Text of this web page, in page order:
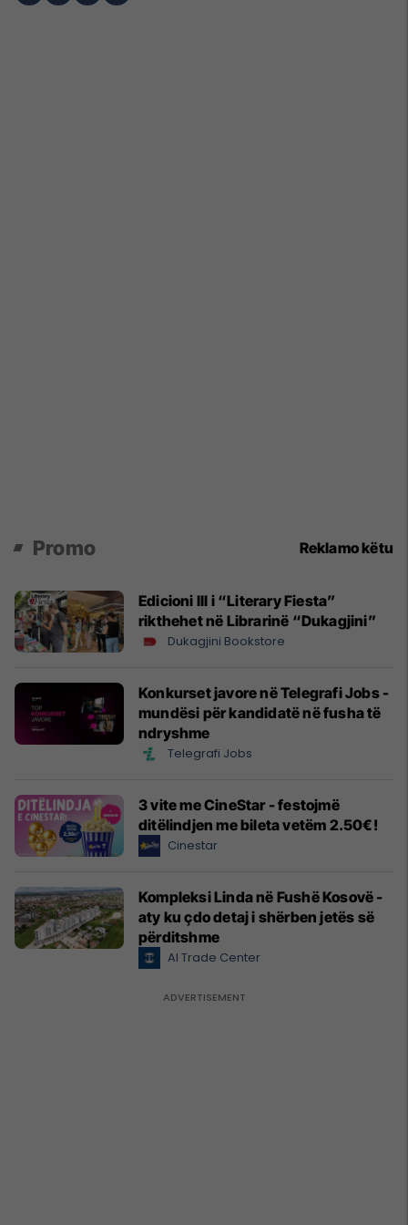
Promo Reklamo këtu
Edicioni III i “Literary Fiesta”
rikthehet në Librarinë “Dukagjini”
Dukagjini Bookstore
Konkurset javore në Telegrafi Jobs -
mundësi për kandidatë në fusha të
ndryshme
Telegrafi Jobs
3 vite me CineStar - festojmë
ditëlindjen me bileta vetëm 2.50€!
Cinestar
Kompleksi Linda në Fushë Kosovë -
aty ku çdo detaj i shërben jetës së
përditshme
Al Trade Center